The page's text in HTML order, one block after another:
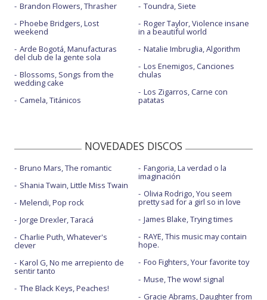
Brandon Flowers, Thrasher
Phoebe Bridgers, Lost
weekend
Arde Bogotá, Manufacturas
del club de la gente sola
Blossoms, Songs from the
wedding cake
Camela, Titánicos
Toundra, Siete
Roger Taylor, Violence insane
in a beautiful world
Natalie Imbruglia, Algorithm
Los Enemigos, Canciones
chulas
Los Zigarros, Carne con
patatas
NOVEDADES DISCOS
Bruno Mars, The romantic
Shania Twain, Little Miss Twain
Melendi, Pop rock
Jorge Drexler, Taracá
Charlie Puth, Whatever's
clever
Karol G, No me arrepiento de
sentir tanto
The Black Keys, Peaches!
Fangoria, La verdad o la
imaginación
Olivia Rodrigo, You seem
pretty sad for a girl so in love
James Blake, Trying times
RAYE, This music may contain
hope.
Foo Fighters, Your favorite toy
Muse, The wow! signal
Gracie Abrams, Daughter from